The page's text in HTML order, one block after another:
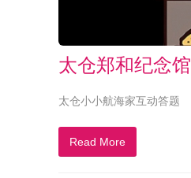
太仓郑和纪念馆
太仓小小航海家互动答题
Read More